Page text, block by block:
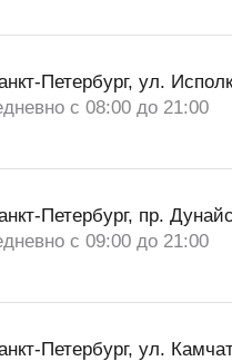
Петербург, ул.
с 08:00 до 21:00
Петербург, пр.
с 09:00 до 21:00
Петербург, ул.